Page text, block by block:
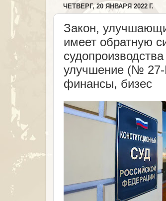
ЧЕТВЕРГ, 20 ЯНВАРЯ 2022 Г.
Закон,
имеет обратную
улучшение (№ 27-
финансы, бизес